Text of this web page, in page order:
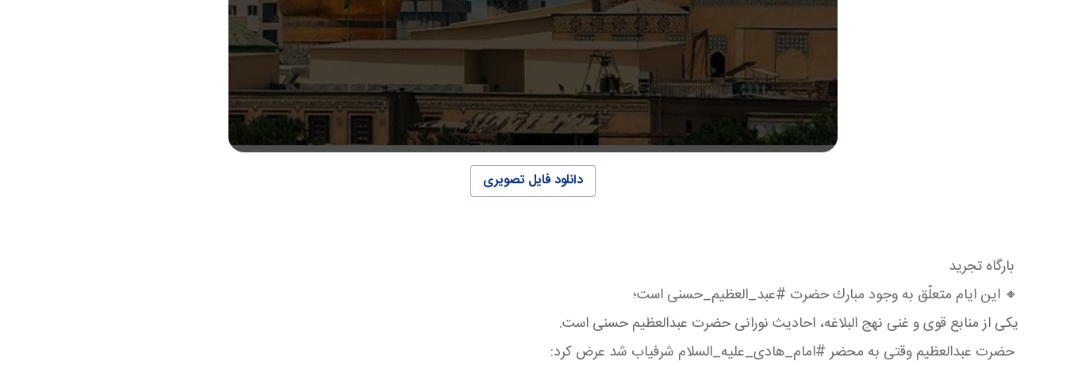
دانلود فایل تصویری
بارگاه تجرید
🔸 این ایام متعلّق به وجود مبارك حضرت #عبد_العظیم_حسنی است؛
یكی از منابع قوی و غنی نهج البلاغه، احادیث نورانی حضرت عبدالعظیم حسنی است.
حضرت عبدالعظیم وقتی به محضر #امام_هادی_علیه_السلام شرفیاب شد عرض كرد: